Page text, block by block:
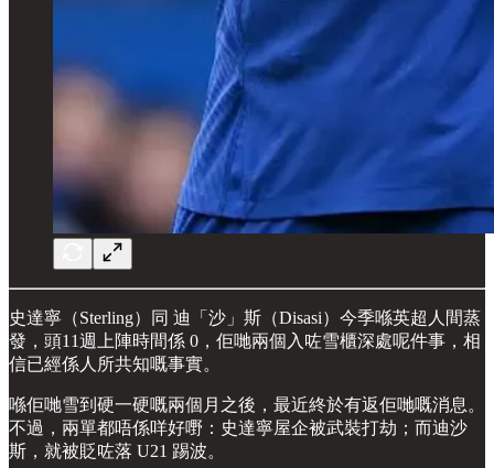
史達寧（Sterling）同 迪「沙」斯（Disasi）今季喺英超人間蒸
發，頭11週上陣時間係 0，佢哋兩個入咗雪櫃深處呢件事，相
信已經係人所共知嘅事實。
喺佢哋雪到硬一硬嘅兩個月之後，最近終於有返佢哋嘅消息。
不過，兩單都唔係咩好嘢：史達寧屋企被武裝打劫；而迪沙
斯，就被貶咗落 U21 踢波。